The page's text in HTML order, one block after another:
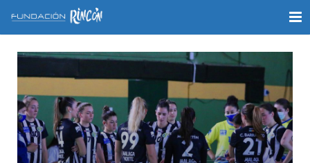
INICIO
LA FUNDACIÓN
APOYO AL DEPORTE
GALERÍA